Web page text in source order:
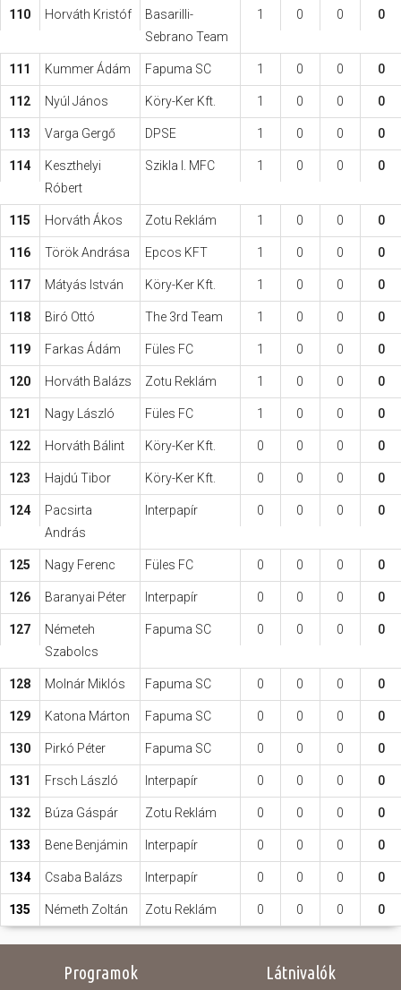
110 Horváth Kristóf
Basarilli-
Sebrano Team
1 0 0 0
111 Kummer Ádám Fapuma SC 1 0 0 0
112 Nyúl János Köry-Ker Kft. 1 0 0 0
113 Varga Gergő DPSE 1 0 0 0
114
Keszthelyi
Róbert
Szikla I. MFC 1 0 0 0
115 Horváth Ákos Zotu Reklám 1 0 0 0
116 Török Andrása Epcos KFT 1 0 0 0
117 Mátyás István Köry-Ker Kft. 1 0 0 0
118 Biró Ottó The 3rd Team 1 0 0 0
119 Farkas Ádám Füles FC 1 0 0 0
120 Horváth Balázs Zotu Reklám 1 0 0 0
121 Nagy László Füles FC 1 0 0 0
122 Horváth Bálint Köry-Ker Kft. 0 0 0 0
123 Hajdú Tibor Köry-Ker Kft. 0 0 0 0
124
Pacsirta
András
Interpapír 0 0 0 0
125 Nagy Ferenc Füles FC 0 0 0 0
126 Baranyai Péter Interpapír 0 0 0 0
127
Németeh
Szabolcs
Fapuma SC 0 0 0 0
128 Molnár Miklós Fapuma SC 0 0 0 0
129 Katona Márton Fapuma SC 0 0 0 0
130 Pirkó Péter Fapuma SC 0 0 0 0
131 Frsch László Interpapír 0 0 0 0
132 Búza Gáspár Zotu Reklám 0 0 0 0
133 Bene Benjámin Interpapír 0 0 0 0
134 Csaba Balázs Interpapír 0 0 0 0
135 Németh Zoltán Zotu Reklám 0 0 0 0
Programok Látnivalók